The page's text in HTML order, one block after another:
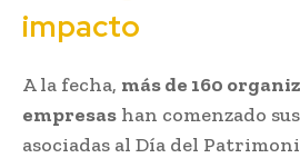
impacto
A la fecha, más de 160
empresas han comenzado
asociadas al Día del